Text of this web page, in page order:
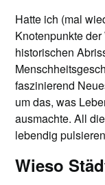
Hatte ich (mal
Knotenpunkte
historischen
faszinierend
um das, was
ausmachte. All
lebendig
Wieso